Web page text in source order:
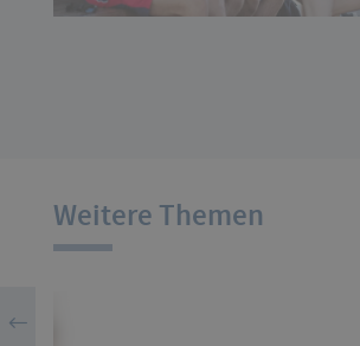
Weitere Themen